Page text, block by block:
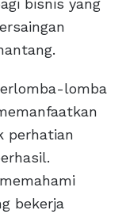
bisnis yang
lomba
perhatian
bekerja